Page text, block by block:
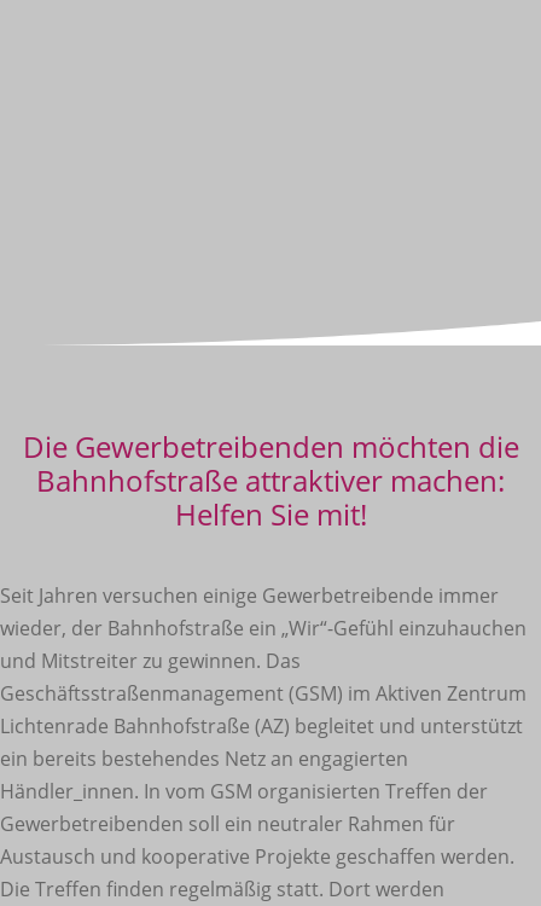
Die Gewerbetreibenden möchten die
Bahnhofstraße attraktiver machen:
Helfen Sie mit!
Seit Jahren versuchen einige Gewerbetreibende immer
wieder, der Bahnhofstraße ein „Wir“-Gefühl einzuhauchen
und Mitstreiter zu gewinnen. Das
Geschäftsstraßenmanagement (GSM) im Aktiven Zentrum
Lichtenrade Bahnhofstraße (AZ) begleitet und unterstützt
ein bereits bestehendes Netz an engagierten
Händler_innen. In vom GSM organisierten Treffen der
Gewerbetreibenden soll ein neutraler Rahmen für
Austausch und kooperative Projekte geschaffen werden.
Die Treffen finden regelmäßig statt. Dort werden